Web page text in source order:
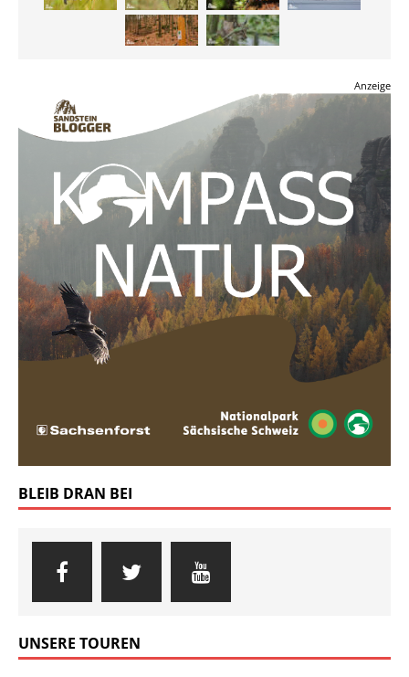
Anzeige
BLEIB DRAN BEI
UNSERE TOUREN